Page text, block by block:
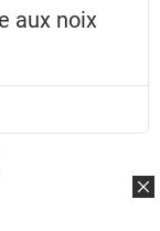
aux noix